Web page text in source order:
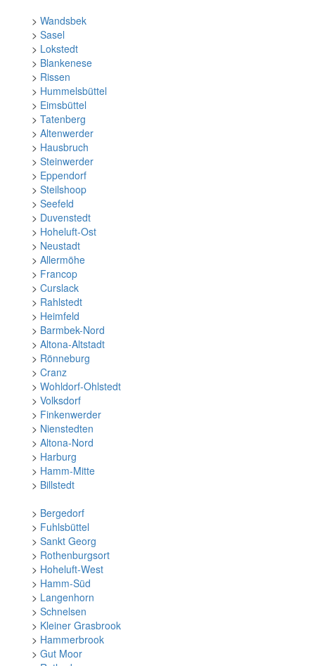
> Wandsbek
> Sasel
> Lokstedt
> Blankenese
> Rissen
> Hummelsbüttel
> Eimsbüttel
> Tatenberg
> Altenwerder
> Hausbruch
> Steinwerder
> Eppendorf
> Steilshoop
> Seefeld
> Duvenstedt
> Hoheluft-Ost
> Neustadt
> Allermöhe
> Francop
> Curslack
> Rahlstedt
> Heimfeld
> Barmbek-Nord
> Altona-Altstadt
> Rönneburg
> Cranz
> Wohldorf-Ohlstedt
> Volksdorf
> Finkenwerder
> Nienstedten
> Altona-Nord
> Harburg
> Hamm-Mitte
> Billstedt
> Bergedorf
> Fuhlsbüttel
> Sankt Georg
> Rothenburgsort
> Hoheluft-West
> Hamm-Süd
> Langenhorn
> Schnelsen
> Kleiner Grasbrook
> Hammerbrook
> Gut Moor